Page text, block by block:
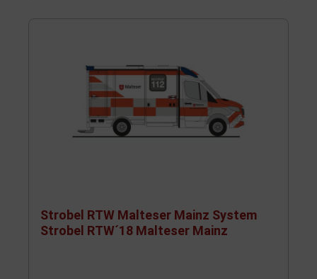
Strobel RTW Malteser Mainz System
Strobel RTW´18 Malteser Mainz